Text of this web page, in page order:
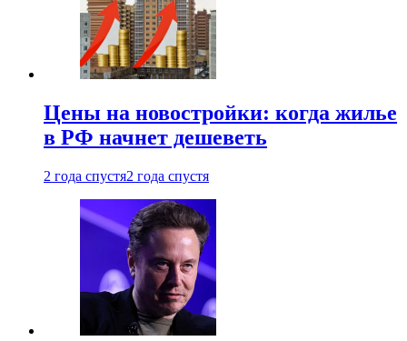
Цены на новостройки: когда жилье
в РФ начнет дешеветь
2 года спустя2 года спустя